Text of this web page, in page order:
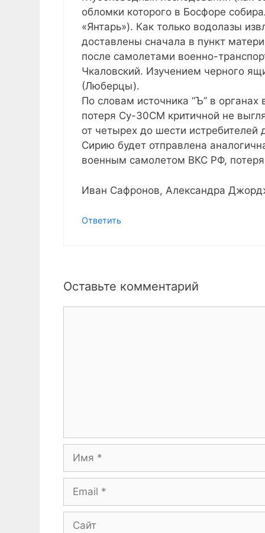
обломки которого в Босфоре
«Янтарь»). Как только водолазы
доставлены сначала в пункт
после самолетами военно-
Чкаловский. Изучением черного
(Люберцы).
По словам источника “Ъ” в органах
потеря Су-30СМ критичной не
от четырех до шести
Сирию будет отправлена
военным самолетом ВКС РФ,
Иван Сафронов, Александра
Ответить
Оставьте комментарий